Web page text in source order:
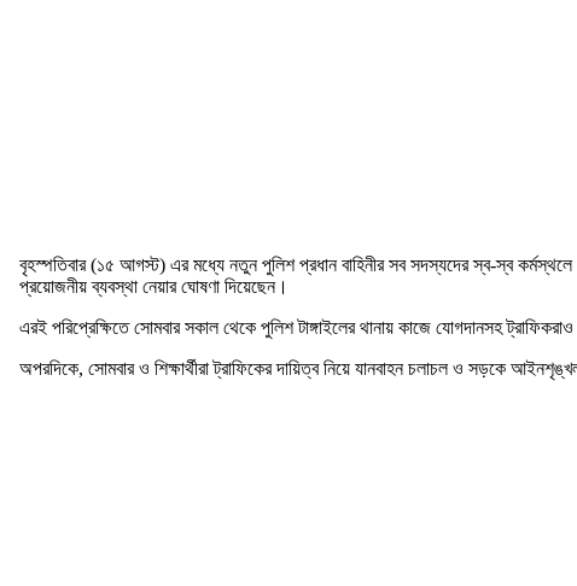
বৃহস্পতিবার (১৫ আগস্ট) এর মধ্যে নতুন পুলিশ প্রধান বাহিনীর সব সদস্যদের স্ব-স্ব
প্রয়োজনীয় ব্যবস্থা নেয়ার ঘোষণা দিয়েছেন।
এরই পরিপ্রেক্ষিতে সোমবার সকাল থেকে পুলিশ টাঙ্গাইলের থানায় কাজে যোগদানসহ
অপরদিকে, সোমবার ও শিক্ষার্থীরা ট্রাফিকের দায়িত্ব নিয়ে যানবাহন চলাচল ও সড়কে